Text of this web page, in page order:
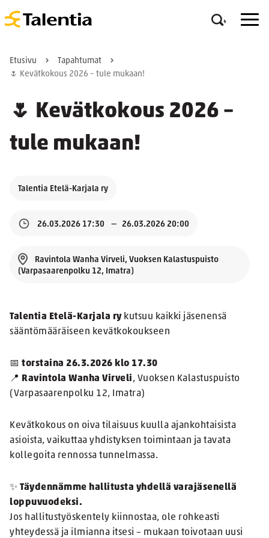
Etusivu
Tapahtumat
🌷 Kevätkokous 2026 – tule mukaan!
🌷 Kevätkokous 2026 –
tule mukaan!
Talentia Etelä-Karjala ry
26.03.2026 17:30 26.03.2026 20:00
Ravintola Wanha Virveli, Vuoksen Kalastuspuisto
(Varpasaarenpolku 12, Imatra)
Talentia Etelä-Karjala rykutsuu kaikki jäsenensä
sääntömääräiseen kevätkokoukseen
📅 torstaina 26.3.2026 klo 17.30
📍
Ravintola Wanha Virveli, Vuoksen Kalastuspuisto
(Varpasaarenpolku 12, Imatra)
Kevätkokous on oiva tilaisuus kuulla ajankohtaisista
asioista, vaikuttaa yhdistyksen toimintaan ja tavata
kollegoita rennossa tunnelmassa.
✨ Täydennämme hallitusta yhdellä varajäsenellä
loppuvuodeksi.
Jos hallitustyöskentely kiinnostaa, ole rohkeasti
yhteydessä ja ilmianna itsesi – mukaan toivotaan uusi